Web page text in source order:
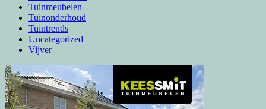
Tuinmeubelen
Tuinonderhoud
Tuintrends
Uncategorized
Vijver